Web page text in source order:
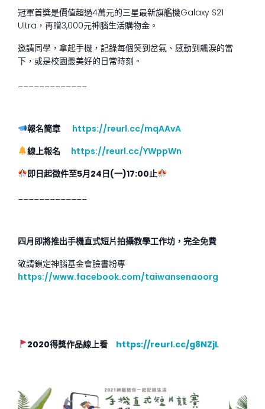
冠軍首獎是價值超過4萬元的三星最新旗艦機Galaxy S21
Ultra，再贈3,000元神腦生活購物金。
邀請同學，拿起手機，記錄每個笑到岔氣、感動到飆淚的當
下，或是校園最美好的日常時刻。
_____________
報名簡章
https://reurl.cc/mqAAvA
線上報名
https://reurl.cc/YWppWn
即日起徵件至5月24日(一)17:00止
_____________
四月即將推出手機直式短片拍攝教學工作坊，完全免費
敬請鎖定神腦基金會臉書粉專
https://www.facebook.com/taiwansenaoorg
2020得獎作品線上看 https://reurl.cc/g8NZjL